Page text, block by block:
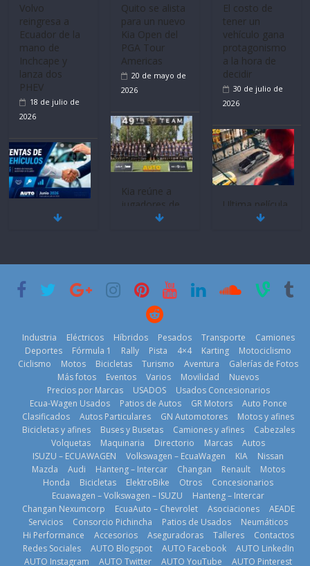
Volvo
reingresa a
Ecuador de la
mano de
Inchcape y
lanza dos
PHEV
18 de julio de
2026
Mercado
historia
11 de julio de
BMW, Toyota,
Bosch y
prueban flota
que usa
gasolina 100%
renovable
25 de julio de
2026
Quito se alista
para un nuevo
Kia Open del
PGA Tour
Americas
20 de mayo de
2026
Kia reúne a
jugadores de
fútbol de todo
2026
La Vuelta al
Ecuador 2026,
edición 47ª,
recorre 7
provincias en 8
días
1 de agosto de
2026
El costo de
tener un
vehículo gana
protagonismo
a la hora de
decidir
30 de julio de
2026
Ultima película
‘Spider‑Man:
29 de julio de
¿Qué puede
pasar con tu
vehículo si
permanece
varios días sin
usar?
3 de agosto de
2026
Industria Eléctricos Híbridos Pesados Transporte
Camiones
Deportes
Fórmula 1 Rally Pista 4×4 Karting
Motociclismo
Ciclismo
Motos Bicicletas Turismo Aventura
Galerías de Fotos
Más fotos
Eventos Varios Movilidad
Nuevos
Precios por Marcas
USADOS
Usados Concesionarios
Ecua-Wagen Usados
Patios de Autos GR Motors
Auto Ponce
Clasificados
Autos Particulares GN Automotores
Motos y afines
Bicicletas y afines
Buses y Busetas Camiones y afines
Cabezales
Volquetas
Maquinaria Directorio Marcas
Autos
ISUZU – ECUAWAGEN
Volkswagen – EcuaWagen KIA
Nissan
Mazda
Audi Hanteng – Intercar Changan Renault
Motos
Honda
Bicicletas ElektroBike Otros
Concesionarios
Ecuawagen – Volkswagen – ISUZU
Hanteng – Intercar
Changan Nexumcorp
EcuaAuto – Chevrolet Asociaciones
AEADE
Servicios
Consorcio Pichincha Patios de Usados
Neumáticos
Hi Performance
Accesorios Aseguradoras Talleres
Contactos
Redes Sociales
AUTO Blogspot AUTO Facebook
AUTO LinkedIn
AUTO Instagram
AUTO Twitter AUTO YouTube AUTO Pinterest